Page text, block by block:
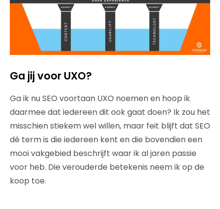
Ga jij voor UXO?
Ga ik nu SEO voortaan UXO noemen en hoop ik
daarmee dat iedereen dit ook gaat doen? Ik zou het
misschien stiekem wel willen, maar feit blijft dat SEO
dé term is die iedereen kent en die bovendien een
mooi vakgebied beschrijft waar ik al jaren passie
voor heb. Die verouderde betekenis neem ik op de
koop toe.